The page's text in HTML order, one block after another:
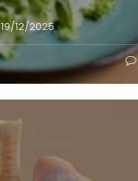
19/12/2025